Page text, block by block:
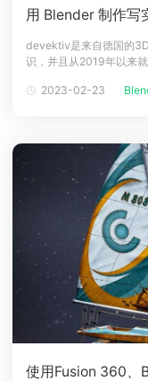
用 Blender 制作写
devektiv是来自德国的
识，并且从2019年以来
用电话模型，接下来就和
2023-02-23
使用Fusion 360、